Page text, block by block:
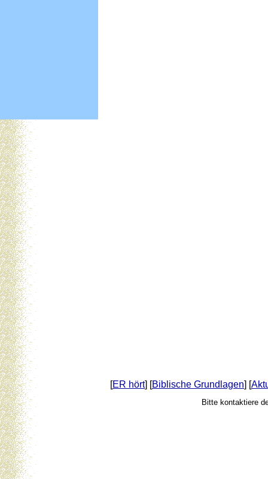
[ER hört] [Biblische Grundlagen] [
Bitte kontaktiere